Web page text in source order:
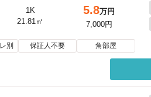
1K
21.81㎡
5.8万円
7,000円
別 保証人不要 角部屋